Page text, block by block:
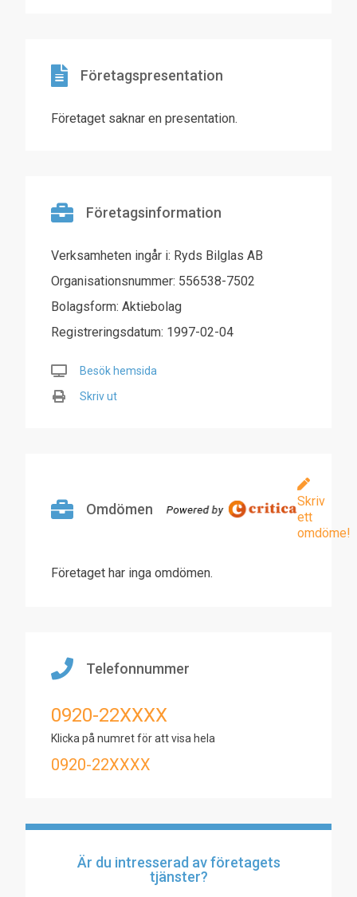
Företagspresentation
Företaget saknar en presentation.
Företagsinformation
Verksamheten ingår i: Ryds Bilglas AB
Organisationsnummer: 556538-7502
Bolagsform: Aktiebolag
Registreringsdatum: 1997-02-04
Besök hemsida
Skriv ut
Omdömen
Skriv
ett
omdöme!
Företaget har inga omdömen.
Telefonnummer
0920-22XXXX
Klicka på numret för att visa hela
0920-22XXXX
Är du intresserad av företagets
tjänster?